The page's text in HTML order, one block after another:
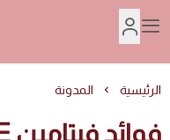
الرئيسية المدونة